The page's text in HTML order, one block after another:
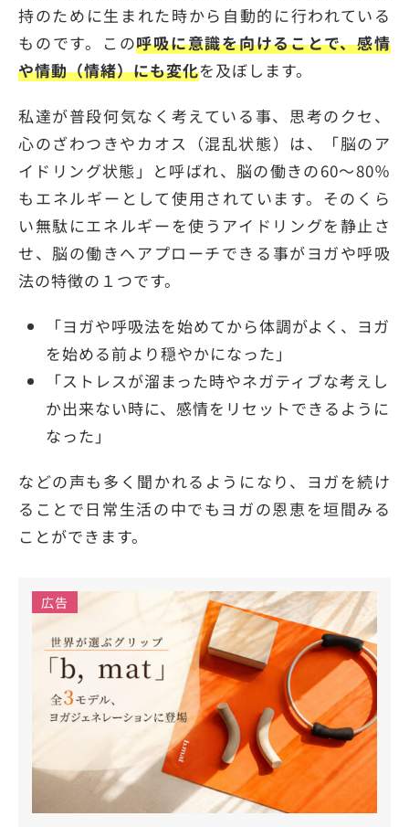
持のために生まれた時から自動的に行われている
ものです。この呼吸に意識を向けることで、感情
や情動（情緒）にも変化を及ぼします。
私達が普段何気なく考えている事、思考のクセ、
心のざわつきやカオス（混乱状態）は、「脳のア
イドリング状態」と呼ばれ、脳の働きの60～80％
もエネルギーとして使用されています。そのくら
い無駄にエネルギーを使うアイドリングを静止さ
せ、脳の働きへアプローチできる事がヨガや呼吸
法の特徴の１つです。
「ヨガや呼吸法を始めてから体調がよく、ヨガ
を始める前より穏やかになった」
「ストレスが溜まった時やネガティブな考えし
か出来ない時に、感情をリセットできるように
なった」
などの声も多く聞かれるようになり、ヨガを続け
ることで日常生活の中でもヨガの恩恵を垣間みる
ことができます。
広告